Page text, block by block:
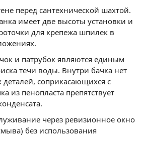
перед сантехнической шахтой.
имеет две высоты установки и
для крепежа шпилек в
и патрубок являются единым
течи воды. Внутри бачка нет
деталей, соприкасающихся с
из пенопласта препятствует
через ревизионное окно
без использования